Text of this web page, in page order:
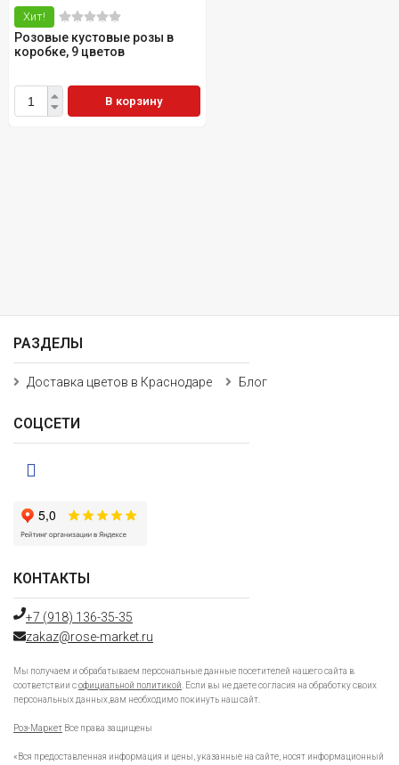
Хит!
Розовые кустовые розы в
коробке, 9 цветов
В корзину
КОНТАКТЫ
+7 (918) 136-35-35
zakaz@rose-market.ru
Мы получаем и обрабатываем персональные данные посетителей нашего сайта в
соответствии софициальной политикой . Если вы не даете согласия на обработку своих
персональных данных,вам необходимо покинуть наш сайт.
Роз-Маркет Все права защищены
«Вся предоставленная информация и цены, указанные на сайте, носят информационный
РАЗДЕЛЫ
Доставка цветов в Краснодаре Блог
СОЦСЕТИ